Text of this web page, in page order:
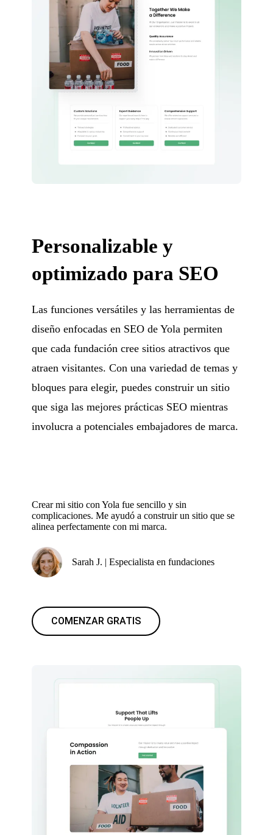
Personalizable y
optimizado para SEO
Las funciones versátiles y las herramientas de
diseño enfocadas en SEO de Yola permiten
que cada fundación cree sitios atractivos que
atraen visitantes. Con una variedad de temas y
bloques para elegir, puedes construir un sitio
que siga las mejores prácticas SEO mientras
involucra a potenciales embajadores de marca.
Crear mi sitio con Yola fue sencillo y sin
complicaciones. Me ayudó a construir un sitio que se
alinea perfectamente con mi marca.
Sarah J. | Especialista en fundaciones
COMENZAR GRATIS